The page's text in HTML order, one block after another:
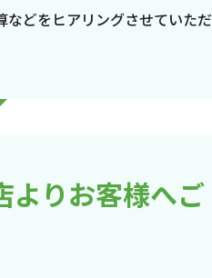
どをヒアリングさせていただ
よりお客様へご